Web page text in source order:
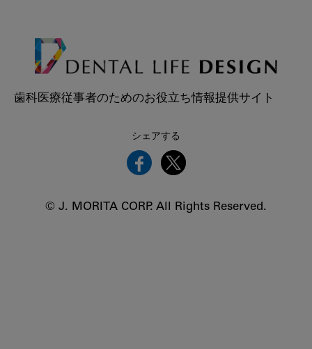
歯科医療従事者のためのお役立ち情報提供サイト
シェアする
© J. MORITA CORP. All Rights Reserved.